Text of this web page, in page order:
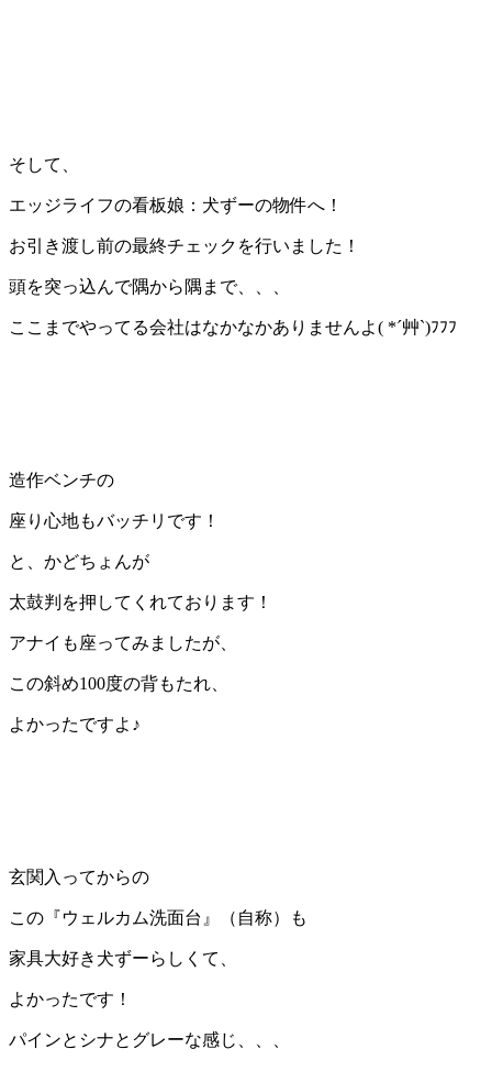
そして、
エッジライフの看板娘：犬ずーの物件へ！
お引き渡し前の最終チェックを行いました！
頭を突っ込んで隅から隅まで、、、
ここまでやってる会社はなかなかありませんよ( *´艸`)ﾌﾌﾌ
造作ベンチの
座り心地もバッチリです！
と、かどちょんが
太鼓判を押してくれております！
アナイも座ってみましたが、
この斜め100度の背もたれ、
よかったですよ♪
玄関入ってからの
この『ウェルカム洗面台』（自称）も
家具大好き犬ずーらしくて、
よかったです！
パインとシナとグレーな感じ、、、